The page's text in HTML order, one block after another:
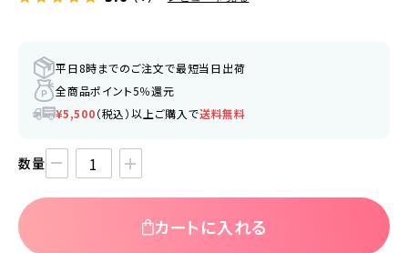
平日8時までのご注文で最短当日出荷
全商品ポイント5％還元
¥5,500（税込）以上ご購入で送料無料
数量
カートに入れる